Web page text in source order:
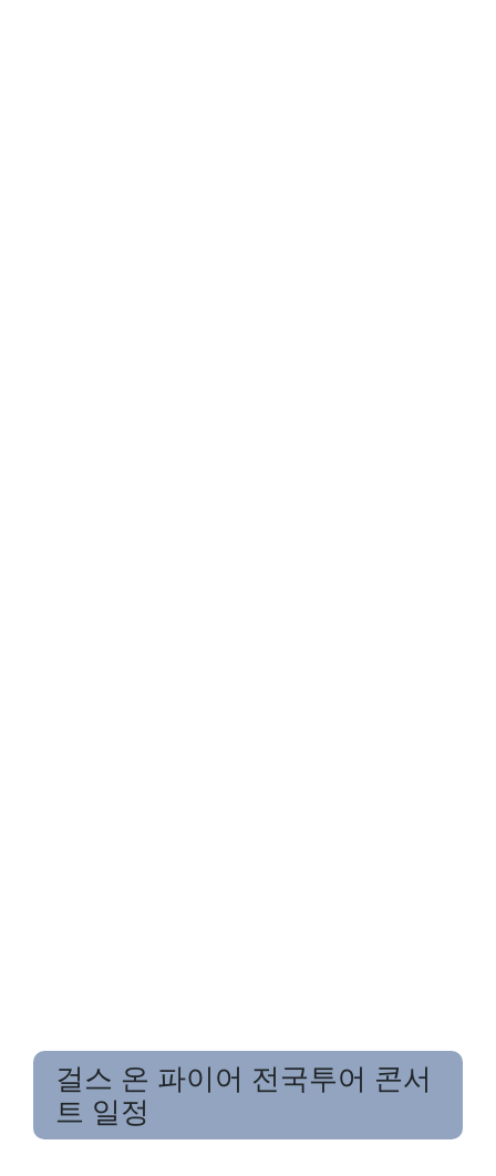
걸스 온 파이어 전국투어 콘서
트 일정